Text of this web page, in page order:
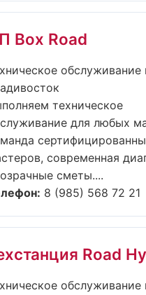
Box Road
обслуживание
техническое
для любых
современная
сметы....
8 (985) 568 72 21
Road
обслуживание